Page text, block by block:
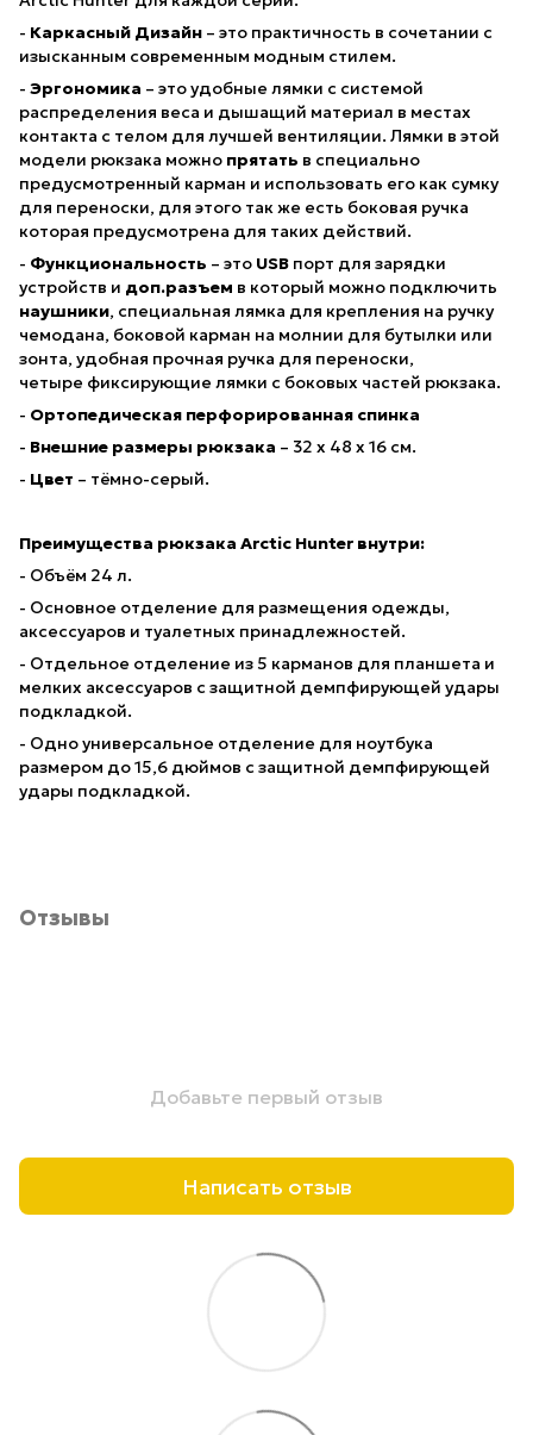
- Каркасный Дизайн – это практичность в сочетании с
изысканным современным модным стилем.
- Эргономика – это удобные лямки с системой
распределения веса и дышащий материал в местах
контакта с телом для лучшей вентиляции. Лямки в этой
модели рюкзака можно прятать в специально
предусмотренный карман и использовать его как сумку
для переноски, для этого так же есть боковая ручка
которая предусмотрена для таких действий.
- Функциональность – это USB порт для зарядки
устройств и доп.разъем в который можно подключить
наушники, специальная лямка для крепления на ручку
чемодана, боковой карман на молнии для бутылки или
зонта, удобная прочная ручка для переноски,
четыре фиксирующие лямки с боковых частей рюкзака.
- Ортопедическая перфорированная спинка
- Внешние размеры рюкзака – 32 х 48 х 16 см.
- Цвет – тёмно-серый.
Преимущества рюкзака Arctic Hunter внутри:
- Объём 24 л.
- Основное отделение для размещения одежды,
аксессуаров и туалетных принадлежностей.
- Отдельное отделение из 5 карманов для планшета и
мелких аксессуаров с защитной демпфирующей удары
подкладкой.
- Одно универсальное отделение для ноутбука
размером до 15,6 дюймов с защитной демпфирующей
удары подкладкой.
Отзывы
Добавьте первый отзыв
Написать отзыв